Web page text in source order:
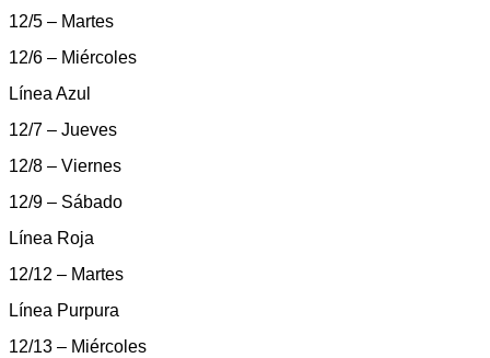
12/5 – Martes
12/6 – Miércoles
Línea Azul
12/7 – Jueves
12/8 – Viernes
12/9 – Sábado
Línea Roja
12/12 – Martes
Línea Purpura
12/13 – Miércoles